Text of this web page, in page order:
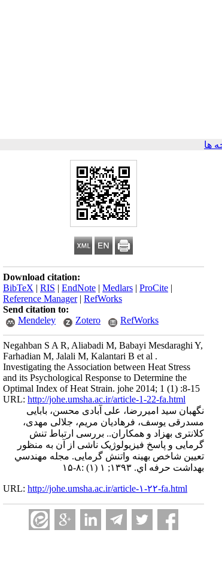
ها
Download citation:
BibTeX | RIS | EndNote | Medlars | ProCite |
Reference Manager| RefWorks
Send citation to:
Mendeley
Zotero RefWorks
Negahban S A R, Aliabadi M, Babayi Mesdaraghi Y,
Farhadian M, Jalali M, Kalantari B et al .
Investigating the Association between Heat Stress
and its Psychological Response to Determine the
Optimal Index of Heat Strain. johe 2014; 1 (1) :8-15
URL: http://johe.umsha.ac.ir/article-1-22-fa.html
نگهبان سید امیررضا، علی آبادی محسن، بابایی
مسدرقی یوسف، فرهادیان مریم، جلالی مهدی،
کلانتری بهزاد و همکاران.. بررسی ارتباط تنش
گرمایی و پاسخ فیزیولوژیک ناشی از آن به منظور
تعیین شاخص بهینه واتنش گرمایی. مجله مهندسي
بهداشت حرفه اي. ۱۳۹۳; ۱ (۱) :۸-۱۵
URL: http://johe.umsha.ac.ir/article-۱-۲۲-fa.html